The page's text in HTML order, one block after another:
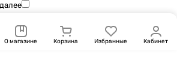
О магазине Корзина Избранные Кабинет